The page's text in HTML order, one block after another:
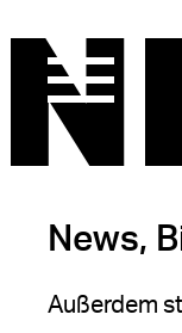
News,
Außerdem